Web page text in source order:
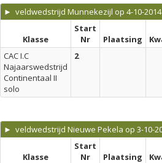
► veldwedstrijd Munnekezijl op 4-10-2014
Klasse
Start
Nr
Plaatsing
CAC I.C
Najaarswedstrijd
Continentaal II
solo
2
► veldwedstrijd Nieuwe Pekela op 3-10-
Klasse
Start
Nr
Plaatsing